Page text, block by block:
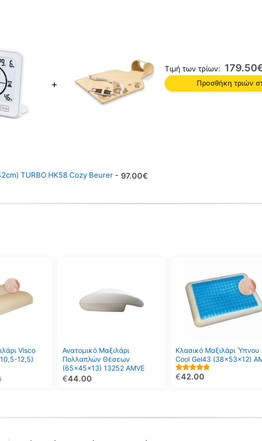
+
Τιμή των τρίων: 179.50
Προσθήκη τριών
TURBO HK58 Cozy Beurer - Original
97.00€
Η
Visco
12,5)
Ανατομικό Μαξιλάρι
Πολλαπλών Θέσεων
(65x45x13) 13252 AMVE
44.00
€
Κλασικό Μαξιλάρι Ύπνου
Cool Gel43 (38x53x12)
5.00
out of 5
42.00
€